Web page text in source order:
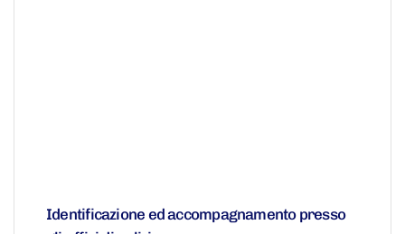
Identificazione ed accompagnamento presso